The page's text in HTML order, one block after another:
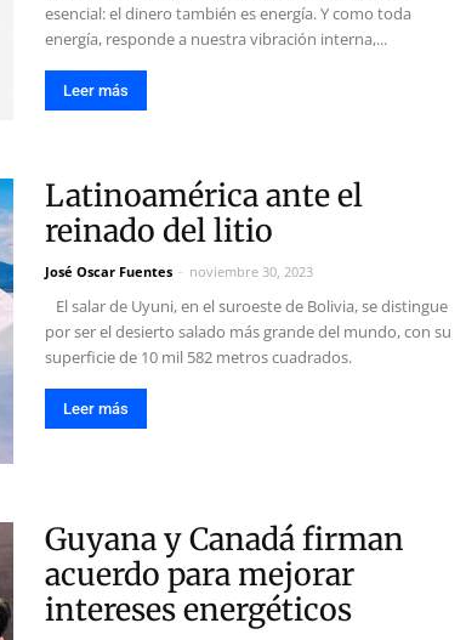
esencial: el dinero también es energía. Y como toda
energía, responde a nuestra vibración interna,...
Leer más
Latinoamérica ante el
reinado del litio
José Oscar Fuentes - noviembre 30, 2023
El salar de Uyuni, en el suroeste de Bolivia, se distingue
por ser el desierto salado más grande del mundo, con su
superficie de 10 mil 582 metros cuadrados.
Leer más
Guyana y Canadá firman
acuerdo para mejorar
intereses energéticos